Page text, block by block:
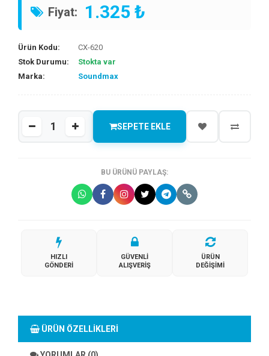
Fiyat: 1.325 ₺
Ürün Kodu:
CX-620
Stok Durumu:
Stokta var
Marka:
Soundmax
SEPETE EKLE
BU ÜRÜNÜ PAYLAŞ:
HIZLI
GÖNDERI
GÜVENLI
ALIŞVERIŞ
ÜRÜN
DEĞIŞIMI
ÜRÜN ÖZELLIKLERI